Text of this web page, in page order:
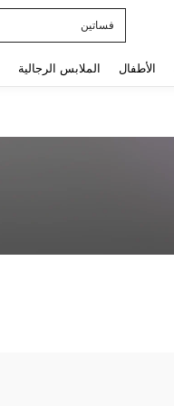
فساتين
الأطفال الملابس الرجالية